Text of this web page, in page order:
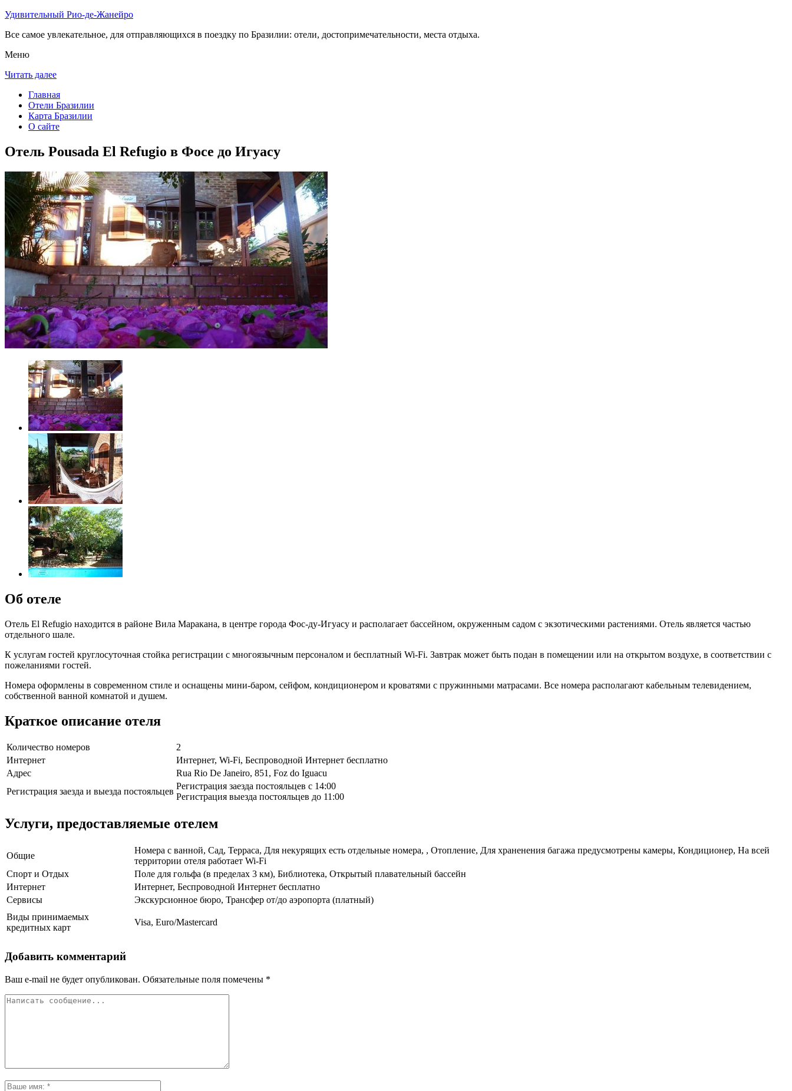
Удивительный Рио-де-Жанейро
Все самое увлекательное, для отправляющихся в поездку по Бразилии: отели, достопримечательности, места отдыха.
Меню
Читать далее
Главная
Отели Бразилии
Карта Бразилии
О сайте
Отель Pousada El Refugio в Фосе до Игуасу
Об отеле
Отель El Refugio находится в районе Вила Маракана, в центре города Фос-ду-Игуасу и располагает бассейном, окруженным садом с экзотическими растениями. Отель является частью
отдельного шале.
К услугам гостей круглосуточная стойка регистрации с многоязычным персоналом и бесплатный Wi-Fi. Завтрак может быть подан в помещении или на открытом воздухе, в соответствии с
пожеланиями гостей.
Номера оформлены в современном стиле и оснащены мини-баром, сейфом, кондиционером и кроватями с пружинными матрасами. Все номера располагают кабельным телевидением,
собственной ванной комнатой и душем.
Краткое описание отеля
Количество номеров
2
Интернет
Интернет, Wi-Fi, Беспроводной Интернет бесплатно
Адрес
Rua Rio De Janeiro, 851, Foz do Iguacu
Регистрация заезда и выезда постояльцев
Регистрация заезда постояльцев с 14:00
Регистрация выезда постояльцев до 11:00
Услуги, предоставляемые отелем
Общие
Номера с ванной, Сад, Терраса, Для некурящих есть отдельные номера, , Отопление, Для храненения багажа предусмотрены камеры, Кондиционер, На всей
территории отеля работает Wi-Fi
Спорт и Отдых
Поле для гольфа (в пределах 3 км), Библиотека, Открытый плавательный бассейн
Интернет
Интернет, Беспроводной Интернет бесплатно
Сервисы
Экскурсионное бюро, Трансфер от/до аэропорта (платный)
Виды принимаемых
кредитных карт
Visa, Euro/Mastercard
Добавить комментарий
Ваш e-mail не будет опубликован. Обязательные поля помечены *